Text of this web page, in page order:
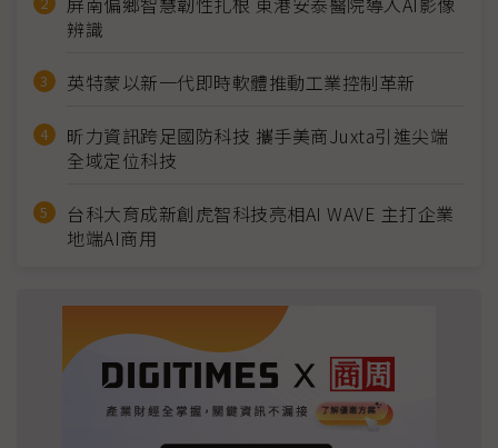
辨識
英特蒙以新一代即時軟體推動工業控制革新
昕力資訊跨足國防科技 攜手美商Juxta引進尖端
全域定位科技
台科大育成新創虎智科技亮相AI WAVE 主打企業
地端AI商用